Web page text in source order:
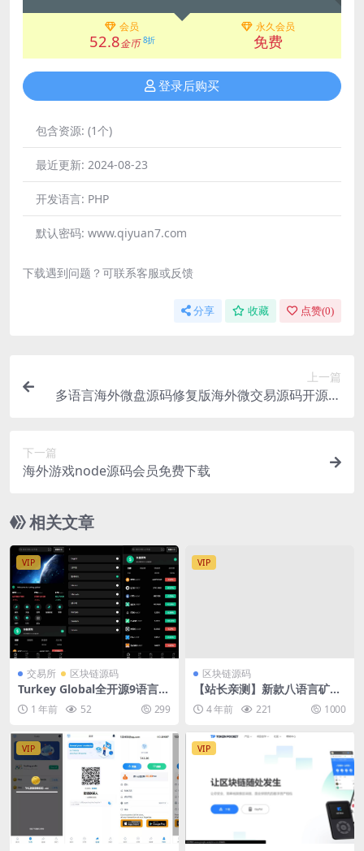
会员
52.8金币 8折
永久会员
免费
登录后购买
包含资源: (1个)
最近更新: 2024-08-23
开发语言: PHP
默认密码: www.qiyuan7.com
下载遇到问题？可联系客服或反馈
分享 收藏 点赞(0)
上一篇
多语言海外微盘源码修复版海外微交易源码开源海
下一篇
海外游戏node源码会员免费下载
相关文章
VIP
交易所 区块链源码
Turkey Global全开源9语言交
易所源码/币币交易+合约交易
+秒合约交易+C2C交易+新币
+后端php
1 年前 52 299
VIP
区块链源码
【站长亲测】新款八语言矿机
交易所币币秒合约源码
4 年前 221 1000
VIP VIP